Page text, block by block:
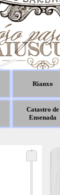
Rianxo
Catastro de
Ensenada
+